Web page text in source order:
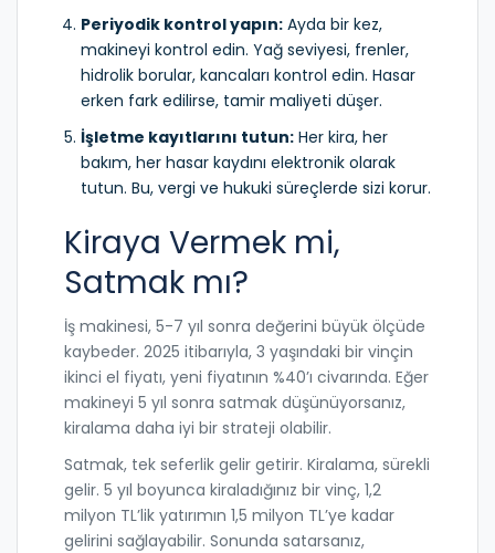
Periyodik kontrol yapın: Ayda bir kez,
makineyi kontrol edin. Yağ seviyesi, frenler,
hidrolik borular, kancaları kontrol edin. Hasar
erken fark edilirse, tamir maliyeti düşer.
İşletme kayıtlarını tutun: Her kira, her
bakım, her hasar kaydını elektronik olarak
tutun. Bu, vergi ve hukuki süreçlerde sizi korur.
Kiraya Vermek mi,
Satmak mı?
İş makinesi, 5-7 yıl sonra değerini büyük ölçüde
kaybeder. 2025 itibarıyla, 3 yaşındaki bir vinçin
ikinci el fiyatı, yeni fiyatının %40’ı civarında. Eğer
makineyi 5 yıl sonra satmak düşünüyorsanız,
kiralama daha iyi bir strateji olabilir.
Satmak, tek seferlik gelir getirir. Kiralama, sürekli
gelir. 5 yıl boyunca kiraladığınız bir vinç, 1,2
milyon TL’lik yatırımın 1,5 milyon TL’ye kadar
gelirini sağlayabilir. Sonunda satarsanız,